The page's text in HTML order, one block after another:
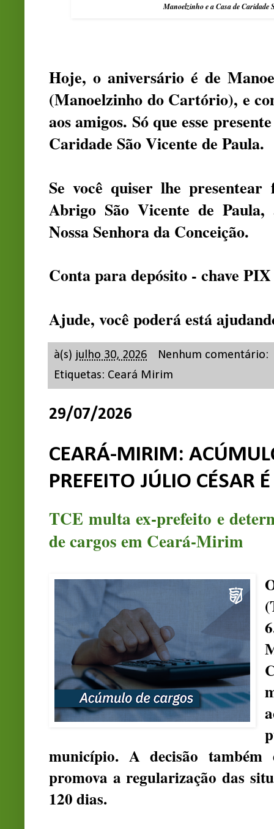
Manoelzinho e a Casa de
Hoje, o aniversário é de
(Manoelzinho do Cartório), e
aos amigos. Só que esse
Caridade São Vicente de Paula.
Se você quiser lhe
Abrigo São Vicente de
Nossa Senhora da Conceição.
Conta para depósito - chave
Ajude, você poderá está
à(s) julho 30, 2026
Nenhum comentário:
Etiquetas: Ceará Mirim
29/07/2026
CEARÁ-MIRIM:
PREFEITO JÚLIO CÉSAR
TCE multa ex-prefeito e
de cargos em Ceará-Mirim
município. A decisão
promova a regularização das
120 dias.